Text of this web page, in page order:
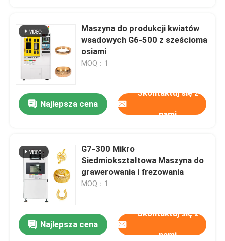
Maszyna do produkcji kwiatów
wsadowych G6-500 z sześcioma
osiami
MOQ：1
Najlepsza cena
Skontaktuj się z
nami
G7-300 Mikro
Siedmiokształtowa Maszyna do
grawerowania i frezowania
MOQ：1
Najlepsza cena
Skontaktuj się z
nami